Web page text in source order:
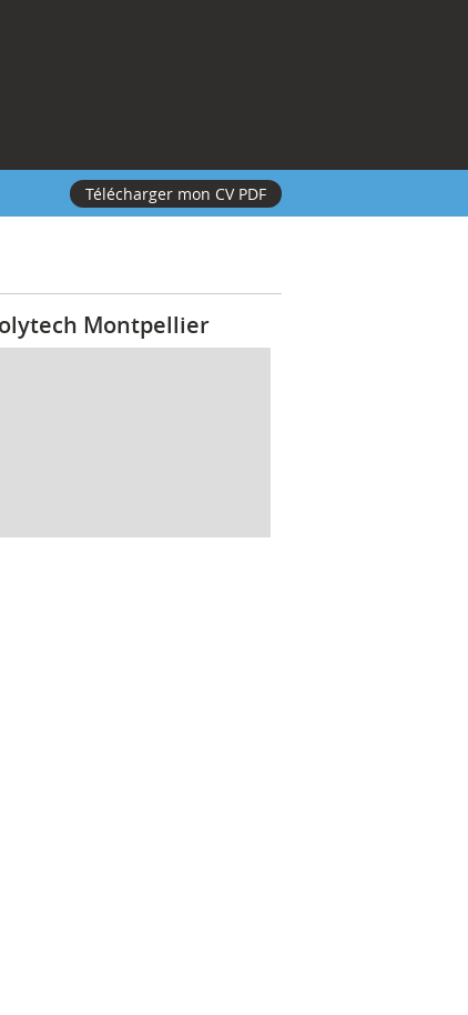
Télécharger mon CV PDF
Montpellier